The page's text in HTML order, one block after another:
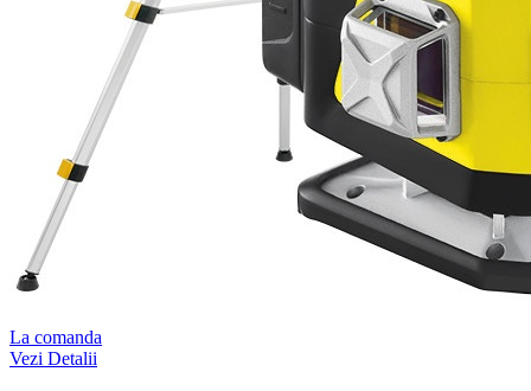
La comanda
Vezi Detalii